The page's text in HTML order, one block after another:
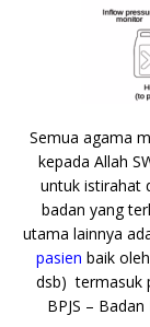
Semua agama
kepada Allah
untuk istirahat
badan yang
utama lainnya
pasien baik
dsb) termasuk
BPJS –